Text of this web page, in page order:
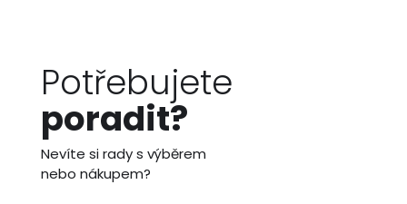
Potřebujete
poradit?
Nevíte si rady s výběrem
nebo nákupem?